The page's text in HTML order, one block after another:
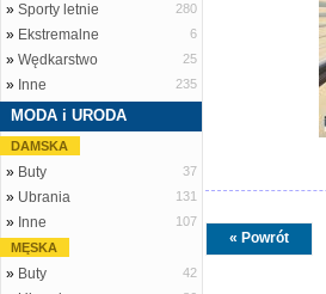
» Sporty letnie 280
» Ekstremalne 6
» Wędkarstwo 25
» Inne 235
MODA i URODA
DAMSKA
» Buty 37
» Ubrania 131
» Inne
107
MĘSKA
» Buty 42
« Powrót